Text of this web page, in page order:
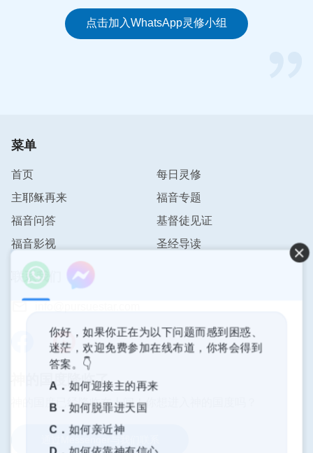
的幸福，更不能得着神的称许，若为了挣钱而失去追
求真理蒙神拯救的机会，就失去了信神的意义。当我
理，明白了神的心意，有了正确的实行，我们的心也
心了。如果不寻求真理亲近神，我们就会受各种人事
物搅扰，甚至还会觉得信神太苦，还有远离神、背叛
神的危险。
只要我们按照以上3条亲近神的路途实行进入，我们
的心就能常常活在神面前，与神建立起正常的关系，
生命也能长进得更快。
小编寄语
读完此篇文章，你知道如何亲近神了吗？如果这
篇文章对你有帮助，你可以分享给更多的人，让
更多的人也都能找到亲近神的路途。如果你还有
其他困惑、问题，可以加入
小组或者通过下方的在线畅聊与我们联系。
点击加入WhatsApp灵修小组
菜单
首页
每日灵修
主耶稣再来
福音专题
福音问答
基督徒见证
福音影视
圣经导读
联系我们
神的国度降临了
神的国度已经降临在人间！你想进入神的国度吗？
你好，如果你正在为以下问题而感到困惑、
迷茫，欢迎免费参加在线布道，你将会得到
答案。👇
A．如何迎接主的再来
B． 如何脱罪进天国
C． 如何亲近神